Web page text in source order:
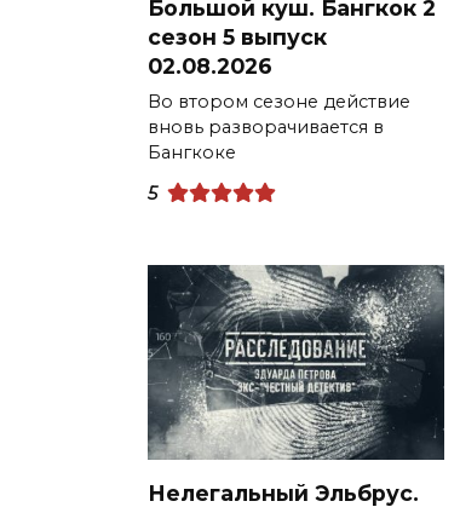
Большой куш. Бангкок 2
сезон 5 выпуск
02.08.2026
Во втором сезоне действие
вновь разворачивается в
Бангкоке
5
Нелегальный Эльбрус.